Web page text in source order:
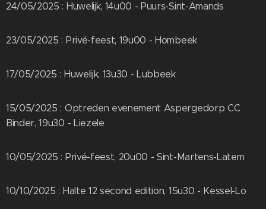
24/05/2025 : Huwelijk, 14u00 - Puurs-Sint-Amands
23/05/2025 : Privé-feest, 19u00 - Hombeek
17/05/2025 : Huwelijk, 13u30 - Lubbeek
15/05/2025 : Optreden evenement Aspergedorp CC
Binder, 19u30 - Liezele
10/05/2025 : Privé-feest, 20u00 - Sint-Martens-Latem
10/10/2025 : Halte 12 second edition, 15u30 - Kessel-Lo